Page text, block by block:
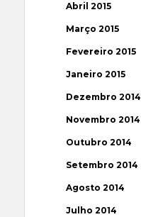
Abril 2015
Março 2015
Fevereiro 2015
Janeiro 2015
Dezembro 2014
Novembro 2014
Outubro 2014
Setembro 2014
Agosto 2014
Julho 2014